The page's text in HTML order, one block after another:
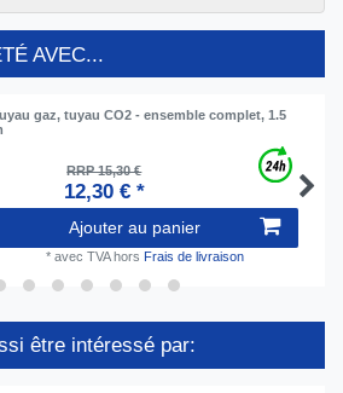
AVEC...
gaz, tuyau CO2 - ensemble complet, 1.5
RRP 15,30 €
12,30 € *
Ajouter au panier
* avec TVAhors Frais de livraison
être intéressé par: